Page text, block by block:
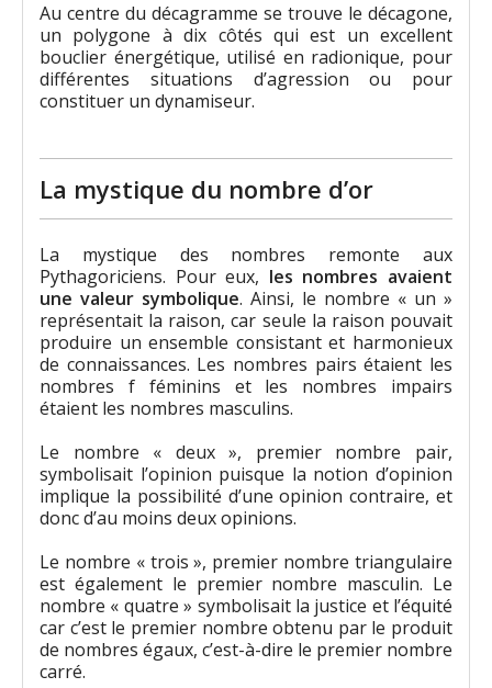
Au centre du décagramme se trouve le décagone,
un polygone à dix côtés qui est un excellent
bouclier énergétique, utilisé en radionique, pour
différentes situations d’agression ou pour
constituer un dynamiseur.
La mystique du nombre d’or
La mystique des nombres remonte aux
Pythagoriciens. Pour eux, les nombres avaient
une valeur symbolique. Ainsi, le nombre « un »
représentait la raison, car seule la raison pouvait
produire un ensemble consistant et harmonieux
de connaissances. Les nombres pairs étaient les
nombres f féminins et les nombres impairs
étaient les nombres masculins.
Le nombre « deux », premier nombre pair,
symbolisait l’opinion puisque la notion d’opinion
implique la possibilité d’une opinion contraire, et
donc d’au moins deux opinions.
Le nombre « trois », premier nombre triangulaire
est également le premier nombre masculin. Le
nombre « quatre » symbolisait la justice et l’équité
car c’est le premier nombre obtenu par le produit
de nombres égaux, c’est-à-dire le premier nombre
carré.